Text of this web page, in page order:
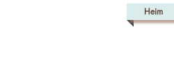
Heim